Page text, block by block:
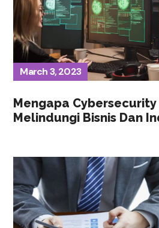
March 3, 2023
Mengapa
Melindungi Bisnis Dan